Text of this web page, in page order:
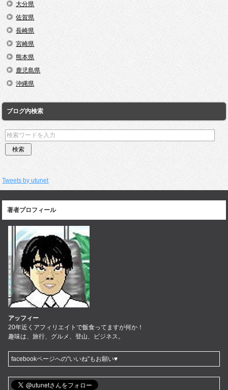
大分県
佐賀県
長崎県
宮崎県
熊本県
鹿児島県
沖縄県
ブログ内検索
Tweets by utunet
著者プロフィール
アッフィー
20年近くアフィリエイトで飯食ってますが何か！
趣味は、旅行、グルメ、登山、ビジネス。
facebookページへの"いいね"もお願い♥